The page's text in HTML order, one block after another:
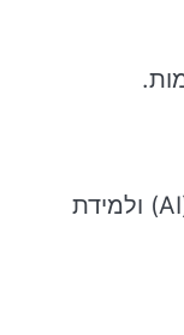
רכיבה מוגבר בבינה מלאכותית (AI) ולמידת